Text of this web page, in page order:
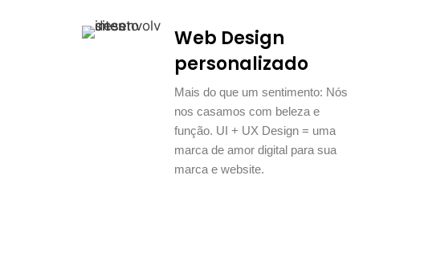
Web Design
personalizado
Mais do que um sentimento: Nós
nos casamos com beleza e
função. UI + UX Design = uma
marca de amor digital para sua
marca e website.